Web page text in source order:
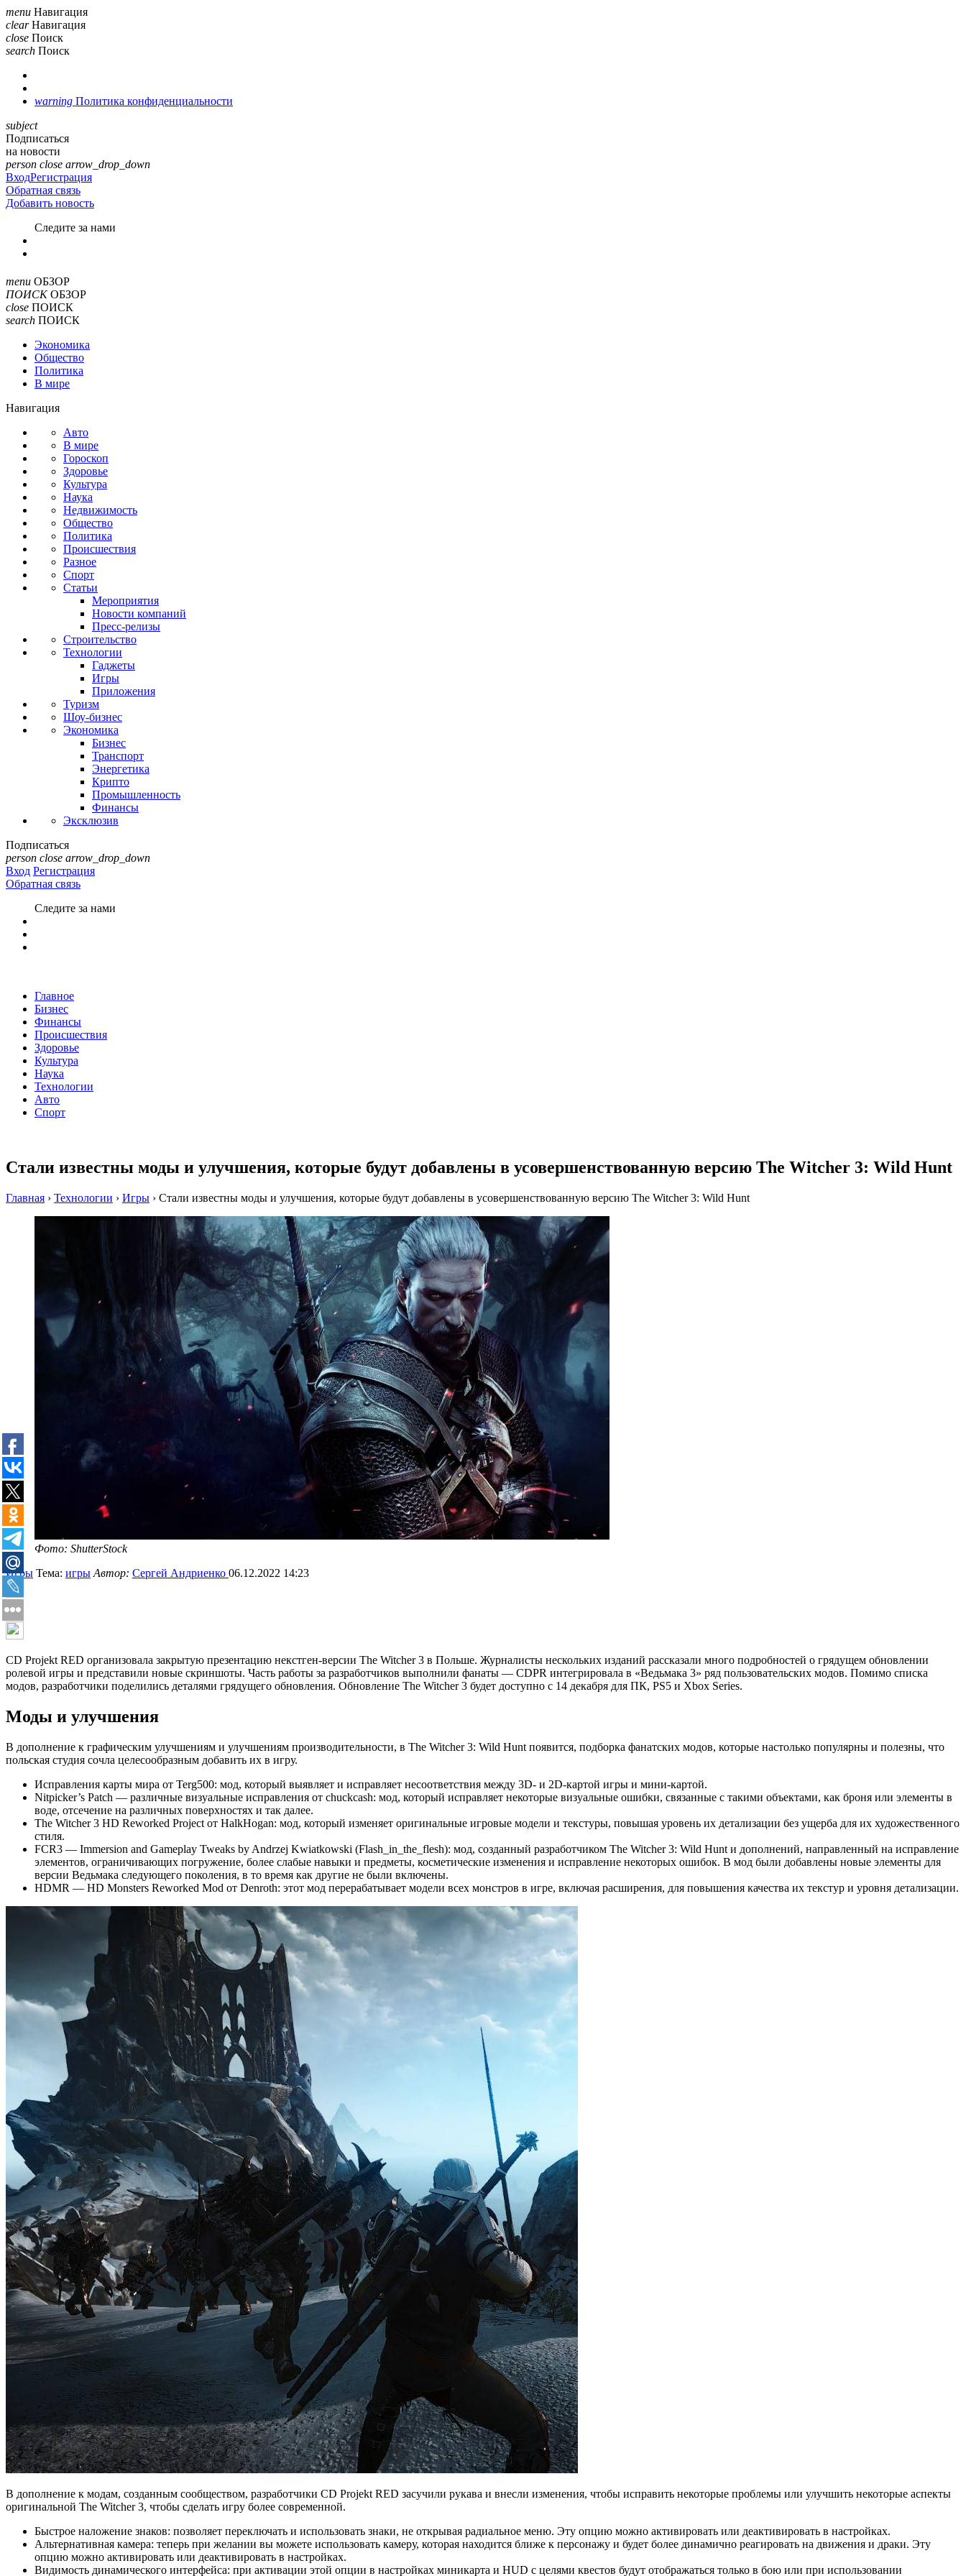
menu Навигация
clear Навигация
close Поиск
search Поиск
warning Политика конфиденциальности
subject
Подписаться
на новости
person close arrow_drop_down
ВходРегистрация
Обратная связь
Добавить новость
Cледите за нами
menu ОБЗОР
ПОИСК ОБЗОР
close ПОИСК
search ПОИСК
Экономика
Общество
Политика
В мире
Навигация
Авто
В мире
Гороскоп
Здоровье
Культура
Наука
Недвижимость
Общество
Политика
Происшествия
Разное
Спорт
Статьи
Мероприятия
Новости компаний
Пресс-релизы
Строительство
Технологии
Гаджеты
Игры
Приложения
Туризм
Шоу-бизнес
Экономика
Бизнес
Транспорт
Энергетика
Крипто
Промышленность
Финансы
Эксклюзив
Подписаться
person close arrow_drop_down
Вход Регистрация
Обратная связь
Следите за нами
Главное
Бизнес
Финансы
Происшествия
Здоровье
Культура
Наука
Технологии
Авто
Спорт
Стали известны моды и улучшения, которые будут добавлены в усовершенствованную версию The Witcher 3: Wild Hunt
Главная › Технологии › Игры › Стали известны моды и улучшения, которые будут добавлены в усовершенствованную версию The Witcher 3: Wild Hunt
Фото: ShutterStock
Игры Тема: игры Автор: Сергей Андриенко 06.12.2022 14:23
CD Projekt RED организовала закрытую презентацию некстген-версии The Witcher 3 в Польше. Журналисты нескольких изданий рассказали много подробностей о грядущем обновлении
ролевой игры и представили новые скриншоты. Часть работы за разработчиков выполнили фанаты — CDPR интегрировала в «Ведьмака 3» ряд пользовательских модов. Помимо списка
модов, разработчики поделились деталями грядущего обновления. Обновление The Witcher 3 будет доступно с 14 декабря для ПК, PS5 и Xbox Series.
Моды и улучшения
В дополнение к графическим улучшениям и улучшениям производительности, в The Witcher 3: Wild Hunt появится, подборка фанатских модов, которые настолько популярны и полезны, что
польская студия сочла целесообразным добавить их в игру.
Исправления карты мира от Terg500: мод, который выявляет и исправляет несоответствия между 3D- и 2D-картой игры и мини-картой.
Nitpicker’s Patch — различные визуальные исправления от chuckcash: мод, который исправляет некоторые визуальные ошибки, связанные с такими объектами, как броня или элементы в
воде, отсечение на различных поверхностях и так далее.
The Witcher 3 HD Reworked Project от HalkHogan: мод, который изменяет оригинальные игровые модели и текстуры, повышая уровень их детализации без ущерба для их художественного
стиля.
FCR3 — Immersion and Gameplay Tweaks by Andrzej Kwiatkowski (Flash_in_the_flesh): мод, созданный разработчиком The Witcher 3: Wild Hunt и дополнений, направленный на исправление
элементов, ограничивающих погружение, более слабые навыки и предметы, косметические изменения и исправление некоторых ошибок. В мод были добавлены новые элементы для
версии Ведьмака следующего поколения, в то время как другие не были включены.
HDMR — HD Monsters Reworked Mod от Denroth: этот мод перерабатывает модели всех монстров в игре, включая расширения, для повышения качества их текстур и уровня детализации.
В дополнение к модам, созданным сообществом, разработчики CD Projekt RED засучили рукава и внесли изменения, чтобы исправить некоторые проблемы или улучшить некоторые аспекты
оригинальной The Witcher 3, чтобы сделать игру более современной.
Быстрое наложение знаков: позволяет переключать и использовать знаки, не открывая радиальное меню. Эту опцию можно активировать или деактивировать в настройках.
Альтернативная камера: теперь при желании вы можете использовать камеру, которая находится ближе к персонажу и будет более динамично реагировать на движения и драки. Эту
опцию можно активировать или деактивировать в настройках.
Видимость динамического интерфейса: при активации этой опции в настройках миникарта и HUD с целями квестов будут отображаться только в бою или при использовании